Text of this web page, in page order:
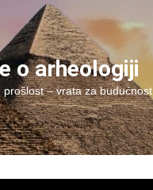
o arheologiji
prošlost – vrata za budućnost